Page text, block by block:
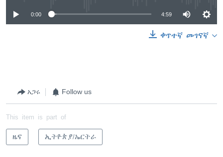
0:00 4:59
ቀጥተኛ መገናኛ
አጋሩ Follow us
This item is part of
ዜና ኢትዮጵያ/ኤርትራ